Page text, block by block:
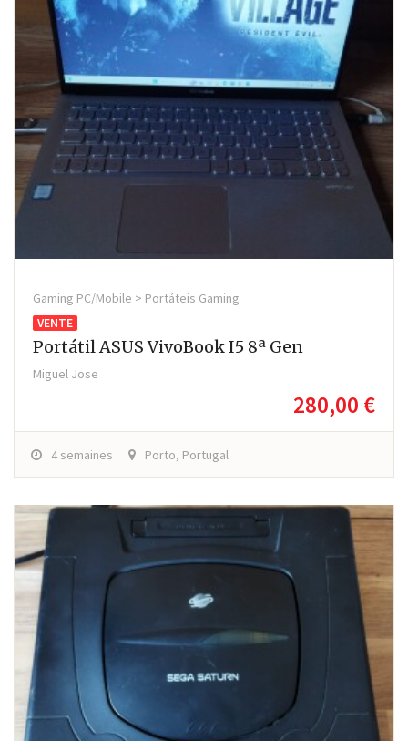
Gaming PC/Mobile > Portáteis Gaming
VENTE
Portátil ASUS VivoBook I5 8ª Gen
Miguel Jose
280,00 €
4 semaines Porto, Portugal